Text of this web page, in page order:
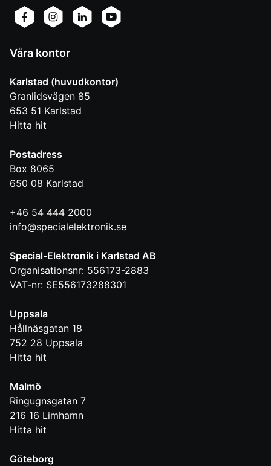
Våra kontor
Karlstad (huvudkontor)
Granlidsvägen 85
653 51 Karlstad
Hitta hit
Postadress
Box 8065
650 08 Karlstad
+46 54 444 2000
info@specialelektronik.se
Special-Elektronik i Karlstad AB
Organisationsnr: 556173-2883
VAT-nr: SE556173288301
Uppsala
Hållnäsgatan 18
752 28 Uppsala
Hitta hit
Malmö
Ringugnsgatan 7
216 16 Limhamn
Hitta hit
Göteborg